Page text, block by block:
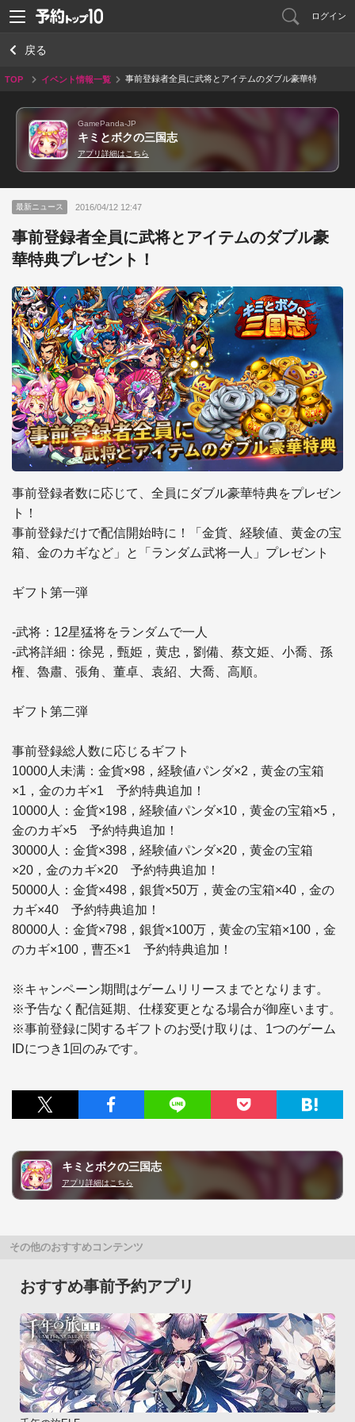
ログイン
戻る
TOP イベント情報一覧
事前登録者全員に武将とアイテムのダブル豪華特
GamePanda-JP
キミとボクの三国志
アプリ詳細はこちら
最新ニュース 2016/04/12 12:47
事前登録者全員に武将とアイテムのダブル豪
華特典プレゼント！
事前登録者数に応じて、全員にダブル豪華特典をプレゼン
ト！
事前登録だけで配信開始時に！「金貨、経験値、黄金の宝
箱、金のカギなど」と「ランダム武将一人」プレゼント
ギフト第一弾
-武将：12星猛将をランダムで一人
-武将詳細：徐晃，甄姫，黄忠，劉備、蔡文姫、小喬、孫
権、魯肅、張角、董卓、袁紹、大喬、高順。
ギフト第二弾
事前登録総人数に応じるギフト
10000人未满：金貨×98，経験値パンダ×2，黄金の宝箱
×1，金のカギ×1　予約特典追加！
10000人：金貨×198，経験値パンダ×10，黄金の宝箱×5，
金のカギ×5　予約特典追加！
30000人：金貨×398，経験値パンダ×20，黄金の宝箱
×20，金のカギ×20　予約特典追加！
50000人：金貨×498，銀貨×50万，黄金の宝箱×40，金の
カギ×40　予約特典追加！
80000人：金貨×798，銀貨×100万，黄金の宝箱×100，金
のカギ×100，曹丕×1　予約特典追加！
※キャンペーン期間はゲームリリースまでとなります。
※予告なく配信延期、仕様変更となる場合が御座います。
※事前登録に関するギフトのお受け取りは、1つのゲーム
IDにつき1回のみです。
キミとボクの三国志
アプリ詳細はこちら
その他のおすすめコンテンツ
おすすめ事前予約アプリ